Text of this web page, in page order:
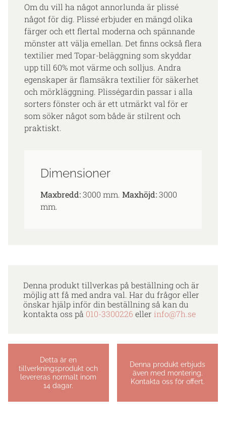
Om du vill ha något annorlunda är plissé
något för dig. Plissé erbjuder en mängd olika
färger och ett flertal moderna och spännande
mönster att välja emellan. Det finns också flera
textilier med Topar-beläggning som skyddar
upp till 60% mot värme och solljus. Andra
egenskaper är flamsäkra textilier för säkerhet
och mörkläggning. Plisségardin passar i alla
sorters fönster och är ett utmärkt val för er
som söker något som både är stilrent och
praktiskt.
Dimensioner
Maxbredd:3000 mm. Maxhöjd:3000
mm.
Denna produkt tillverkas på beställning och är
möjlig att få med andra val. Har du frågor eller
önskar hjälp inför din beställning så kan du
kontakta oss på 010-3300226 eller info@7h.se
Detta är en
tillverkningsprodukt och
levereras normalt inom
14 dagar.
Denna produkt erbjuds
även med montering.
Kontakta oss för offert.